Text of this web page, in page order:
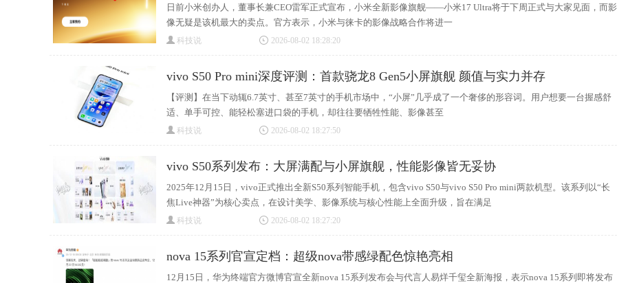
日前小米创办人，董事长兼CEO雷军正式宣布，小米全新影像旗舰——小米17 Ultra将于下周正式与大家见面，而影
像无疑是该机最大的卖点。官方表示，小米与徕卡的影像战略合作将进一
科技说 2026-08-02 18:28:20
vivo S50 Pro mini深度评测：首款骁龙8 Gen5小屏旗舰 颜值与实力并存
【评测】在当下动辄6.7英寸、甚至7英寸的手机市场中，“小屏”几乎成了一个奢侈的形容词。用户想要一台握感舒
适、单手可控、能轻松塞进口袋的手机，却往往要牺牲性能、影像甚至
科技说 2026-08-02 18:27:50
vivo S50系列发布：大屏满配与小屏旗舰，性能影像皆无妥协
2025年12月15日，vivo正式推出全新S50系列智能手机，包含vivo S50与vivo S50 Pro mini两款机型。该系列以“长
焦Live神器”为核心卖点，在设计美学、影像系统与核心性能上全面升级，旨在满足
科技说 2026-08-02 18:27:20
nova 15系列官宣定档：超级nova带感绿配色惊艳亮相
12月15日，华为终端官方微博官宣全新nova 15系列发布会与代言人易烊千玺全新海报，表示nova 15系列即将发布